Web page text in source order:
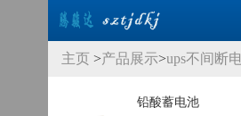
主页 >产品展示>ups不间断
UPS专用蓄电池>
铅酸蓄电池